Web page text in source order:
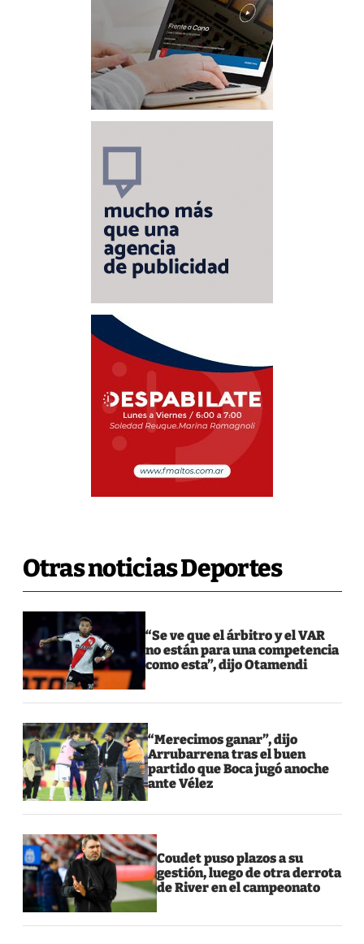
Otras noticias Deportes
“Se ve que el árbitro y el VAR
no están para una competencia
como esta”, dijo Otamendi
“Merecimos ganar”, dijo
Arrubarrena tras el buen
partido que Boca jugó anoche
ante Vélez
Coudet puso plazos a su
gestión, luego de otra derrota
de River en el campeonato